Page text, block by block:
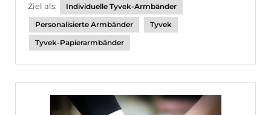
Ziel als:
Individuelle Tyvek-Armbänder
Personalisierte Armbänder
Tyvek
Tyvek-Papierarmbänder